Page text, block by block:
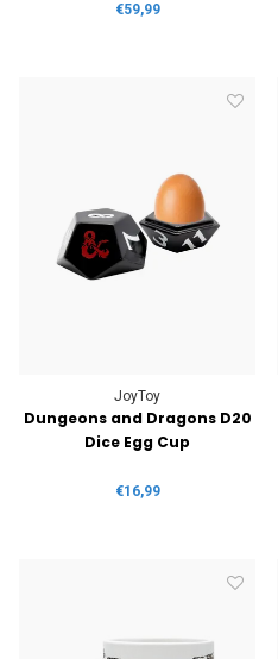
€59,99
JoyToy
Dungeons and Dragons D20
Dice Egg Cup
€16,99